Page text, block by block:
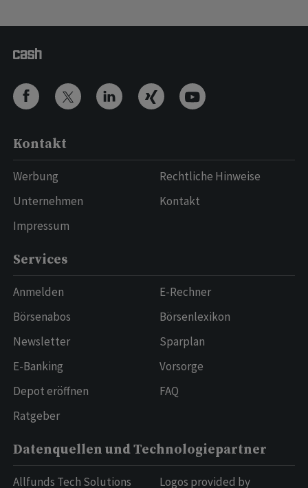
Kontakt
Werbung
Unternehmen
Impressum
Rechtliche Hinweise
Kontakt
Services
Anmelden
Börsenabos
Newsletter
E-Banking
Depot eröffnen
Ratgeber
E-Rechner
Börsenlexikon
Sparplan
Vorsorge
FAQ
Datenquellen und Technologiepartner
Allfunds Tech Solutions Logos provided by